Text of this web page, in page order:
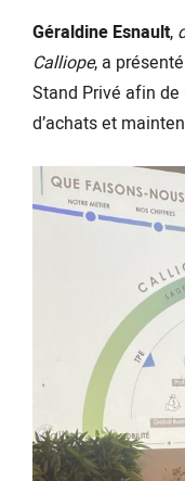
Géraldine Esnault,
Calliope, a
Stand Privé afin
d’achats et